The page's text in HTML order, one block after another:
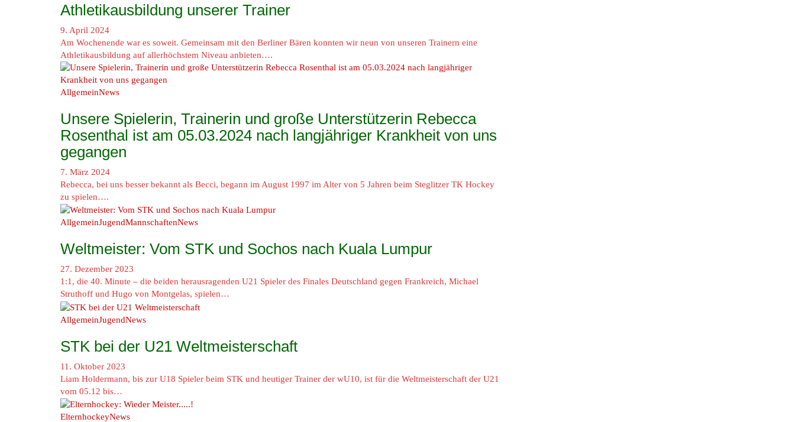
Athletikausbildung unserer Trainer
9. April 2024
Am Wochenende war es soweit. Gemeinsam mit den Berliner Bären konnten wir neun von unseren Trainern eine
Athletikausbildung auf allerhöchstem Niveau anbieten….
AllgemeinNews
Unsere Spielerin, Trainerin und große Unterstützerin Rebecca
Rosenthal ist am 05.03.2024 nach langjähriger Krankheit von uns
gegangen
7. März 2024
Rebecca, bei uns besser bekannt als Becci, begann im August 1997 im Alter von 5 Jahren beim Steglitzer TK Hockey
zu spielen….
AllgemeinJugendMannschaftenNews
Weltmeister: Vom STK und Sochos nach Kuala Lumpur
27. Dezember 2023
1:1, die 40. Minute – die beiden herausragenden U21 Spieler des Finales Deutschland gegen Frankreich, Michael
Struthoff und Hugo von Montgelas, spielen…
AllgemeinJugendNews
STK bei der U21 Weltmeisterschaft
11. Oktober 2023
Liam Holdermann, bis zur U18 Spieler beim STK und heutiger Trainer der wU10, ist für die Weltmeisterschaft der U21
vom 05.12 bis…
ElternhockeyNews